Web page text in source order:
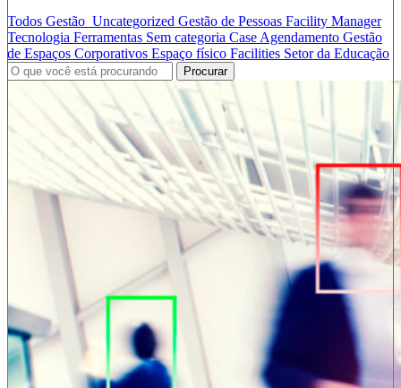
Todos Gestão Uncategorized Gestão de Pessoas Facility Manager
Tecnologia Ferramentas Sem categoria Case Agendamento Gestão
de Espaços Corporativos Espaço físico Facilities Setor da Educação
Procurar